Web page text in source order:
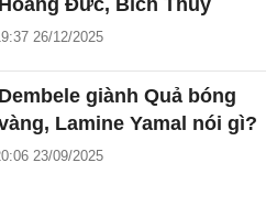
Hoàng Đức, Bích Thuỳ
26/12/2025
Dembele giành Quả bóng
Lamine Yamal nói gì?
23/09/2025